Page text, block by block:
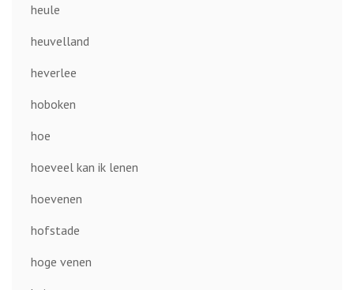
heule
heuvelland
heverlee
hoboken
hoe
hoeveel kan ik lenen
hoevenen
hofstade
hoge venen